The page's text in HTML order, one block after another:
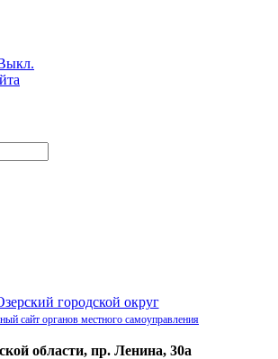
городской округ
сайт органов местного самоуправления
области, пр. Ленина, 30а